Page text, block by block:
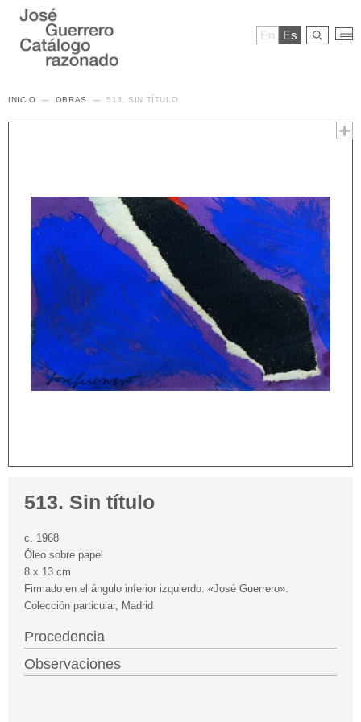
En Es
INICIO OBRAS 513. SIN TÍTULO
513. Sin título
c. 1968
Óleo sobre papel
8 x 13 cm
Firmado en el ángulo inferior izquierdo: «José Guerrero».
Colección particular, Madrid
Procedencia
Observaciones